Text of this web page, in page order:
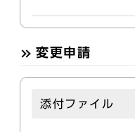
変更申請
添付ファイル